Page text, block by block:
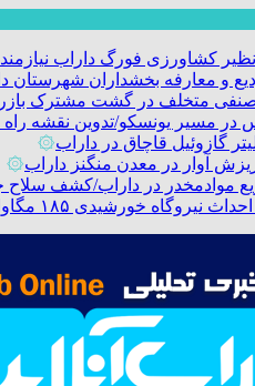
کشاورزی فورگ داراب
و معارفه بخشداران
متخلف در گشت مشترک
تدوین نقشه راه ۵ ساله برای بازشناسی هویت دارابگرد
۞
آوار در معدن منگنز داراب۞
موادمخدر در داراب/کشف سلاح
مگاواتی تابان هور در داراب با حضور فرماندار ویژه شهرستان